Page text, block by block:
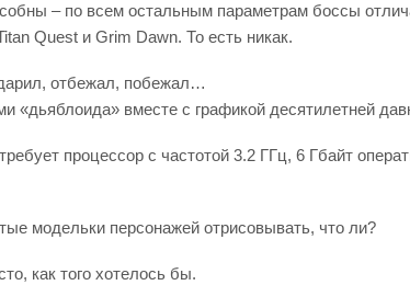
– по всем остальным параметрам боссы
Quest и Grim Dawn. То есть никак.
отбежал, побежал…
«дьяблоида» вместе с графикой десятилетней
процессор с частотой 3.2 ГГц, 6 Гбайт
модельки персонажей отрисовывать, что ли?
как того хотелось бы.